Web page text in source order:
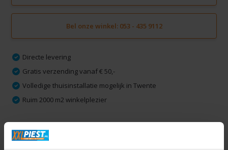
Bel onze winkel: 053 - 435 9112
Directe levering
Gratis verzending vanaf € 50,-
Volledige thuisinstallatie mogelijk in Twente
Ruim 2000 m2 winkelplezier
Productomschrijving